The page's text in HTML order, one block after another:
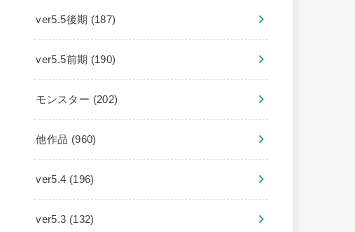
ver5.5後期 (187)
ver5.5前期 (190)
モンスター (202)
他作品 (960)
ver5.4 (196)
ver5.3 (132)